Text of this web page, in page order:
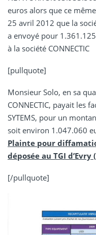
euros alors que ce
25 avril 2012 que la
a envoyé pour
à la société CONNECTIC
[pullquote]
Monsieur Solo, en sa
CONNECTIC, payait les
SYTEMS, pour un
soit environ 1.047.060
Plainte pour
déposée au TGI d’Evry
[/pullquote]